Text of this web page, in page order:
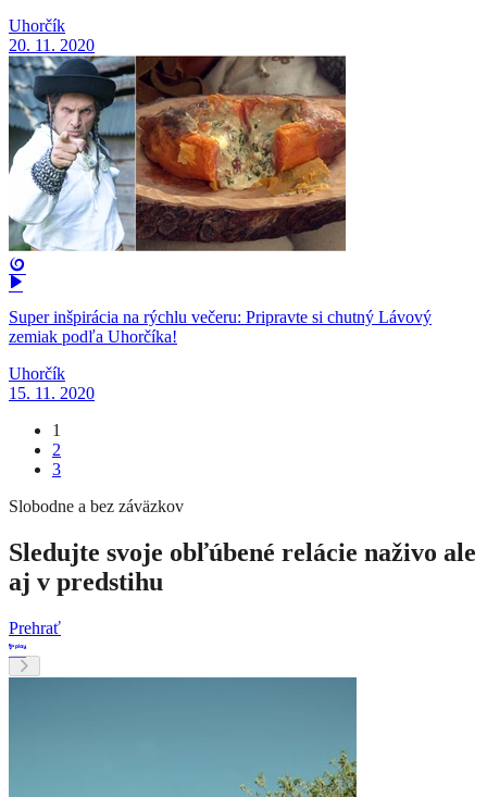
Uhorčík
20. 11. 2020
Super inšpirácia na rýchlu večeru: Pripravte si chutný Lávový
zemiak podľa Uhorčíka!
Uhorčík
15. 11. 2020
1
2
3
Slobodne a bez záväzkov
Sledujte svoje obľúbené relácie naživo ale
aj v predstihu
Prehrať